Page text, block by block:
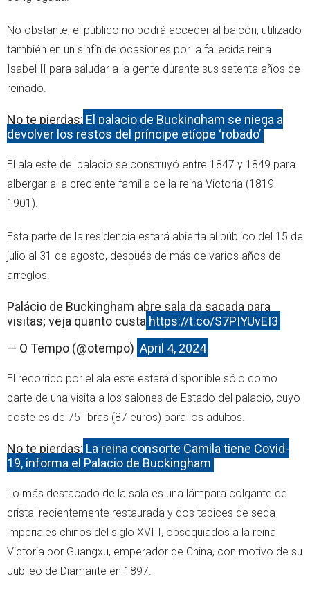
No obstante, el público no podrá acceder al balcón, utilizado
también en un sinfín de ocasiones por la fallecida reina
Isabel II para saludar a la gente durante sus setenta años de
reinado.
No te pierdas: El palacio de Buckingham se niega a
devolver los restos del príncipe etíope ‘robado’
El ala este del palacio se construyó entre 1847 y 1849 para
albergar a la creciente familia de la reina Victoria (1819-
1901).
Esta parte de la residencia estará abierta al público del 15 de
julio al 31 de agosto, después de más de varios años de
arreglos.
Palácio de Buckingham abre sala da sacada para
visitas; veja quanto custa https://t.co/S7PIYUvEI3
— O Tempo (@otempo) April 4, 2024
El recorrido por el ala este estará disponible sólo como
parte de una visita a los salones de Estado del palacio, cuyo
coste es de 75 libras (87 euros) para los adultos.
No te pierdas: La reina consorte Camila tiene Covid-
19, informa el Palacio de Buckingham
Lo más destacado de la sala es una lámpara colgante de
cristal recientemente restaurada y dos tapices de seda
imperiales chinos del siglo XVIII, obsequiados a la reina
Victoria por Guangxu, emperador de China, con motivo de su
Jubileo de Diamante en 1897.